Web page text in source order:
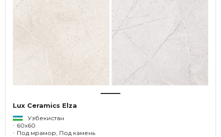
Lux Ceramics Elza
Узбекистан
60x60
Под мрамор, Под камень